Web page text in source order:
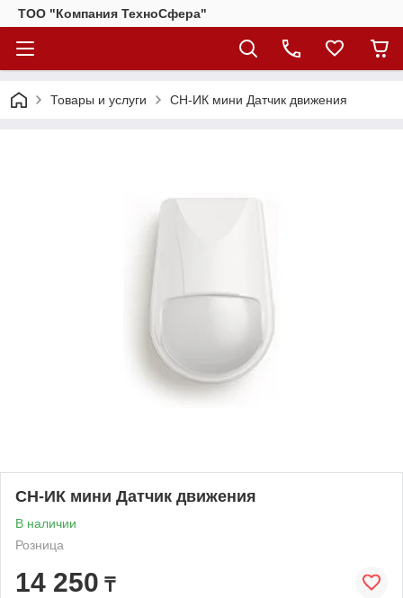
ТОО "Компания ТехноСфера"
Товары и услуги СН-ИК мини Датчик движения
СН-ИК мини Датчик движения
В наличии
Розница
14 250 ₸